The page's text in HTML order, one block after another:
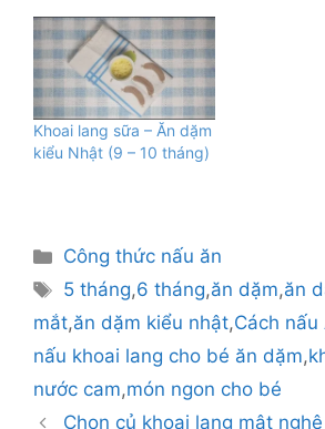
Khoai lang sữa – Ăn dặm
kiểu Nhật (9 – 10 tháng)
Danh
mục
Công thức nấu ăn
Thẻ
5 tháng,6 tháng,ăn dặm,ăn
mắt,ăn dặm kiểu nhật,Cách nấu
nấu khoai lang cho bé ăn dặm,
nước cam,món ngon cho bé
Chọn củ khoai lang mật